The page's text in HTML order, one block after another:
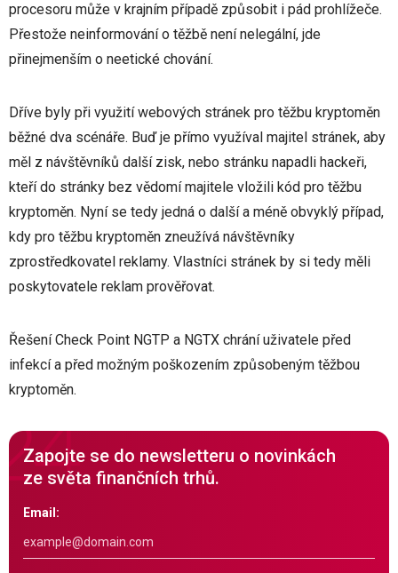
procesoru může v krajním případě způsobit i pád prohlížeče.
Přestože neinformování o těžbě není nelegální, jde
přinejmenším o neetické chování.
Dříve byly při využití webových stránek pro těžbu kryptoměn
běžné dva scénáře. Buď je přímo využíval majitel stránek, aby
měl z návštěvníků další zisk, nebo stránku napadli hackeři,
kteří do stránky bez vědomí majitele vložili kód pro těžbu
kryptoměn. Nyní se tedy jedná o další a méně obvyklý případ,
kdy pro těžbu kryptoměn zneužívá návštěvníky
zprostředkovatel reklamy. Vlastníci stránek by si tedy měli
poskytovatele reklam prověřovat.
Řešení Check Point NGTP a NGTX chrání uživatele před
infekcí a před možným poškozením způsobeným těžbou
kryptoměn.
Zapojte se do newsletteru o novinkách
ze světa finančních trhů.
Email: